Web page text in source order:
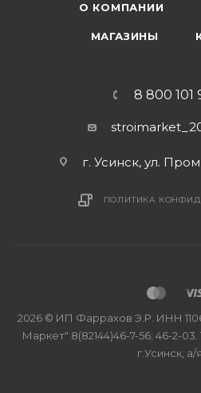
О КОМПАНИИ
МАГАЗИНЫ
8 800 101
г. Усинск, ул.
ПОЛИТИКА
2026 © ИП Фаррахов Э.Р. ИНН
Маркет" 8(82144)46-7-56; 46-2-03.
г.Усинск, а/